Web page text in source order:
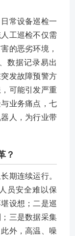
常设备巡检一
工巡检不仅需
的恶劣环境，
数据记录易出
发故障预警方
可能引发严重
业务痛点，七
人，为行业带
？
期连续运行。
员安全难以保
设想；二是巡
三是数据采集
外，高温、噪